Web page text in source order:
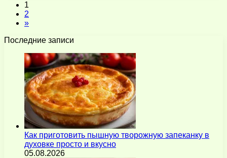
1
2
»
Последние записи
Как приготовить пышную творожную запеканку в
духовке просто и вкусно
05.08.2026